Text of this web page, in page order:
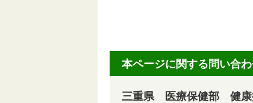
本ページに関する問い合
三重県 医療保健部 健